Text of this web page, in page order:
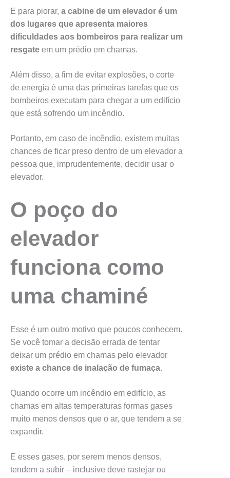
E para piorar, a cabine de um elevador é um
dos lugares que apresenta maiores
dificuldades aos bombeiros para realizar um
resgate em um prédio em chamas.
Além disso, a fim de evitar explosões, o corte
de energia é uma das primeiras tarefas que os
bombeiros executam para chegar a um edifício
que está sofrendo um incêndio.
Portanto, em caso de incêndio, existem muitas
chances de ficar preso dentro de um elevador a
pessoa que, imprudentemente, decidir usar o
elevador.
O poço do
elevador
funciona como
uma chaminé
Esse é um outro motivo que poucos conhecem.
Se você tomar a decisão errada de tentar
deixar um prédio em chamas pelo elevador
existe a chance de inalação de fumaça.
Quando ocorre um incêndio em edifício, as
chamas em altas temperaturas formas gases
muito menos densos que o ar, que tendem a se
expandir.
E esses gases, por serem menos densos,
tendem a subir – inclusive deve rastejar ou